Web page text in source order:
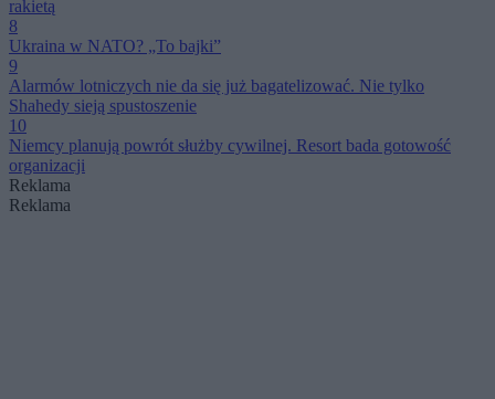
rakietą
8
Ukraina w NATO? „To bajki”
9
Alarmów lotniczych nie da się już bagatelizować. Nie tylko
Shahedy sieją spustoszenie
10
Niemcy planują powrót służby cywilnej. Resort bada gotowość
organizacji
Reklama
Reklama